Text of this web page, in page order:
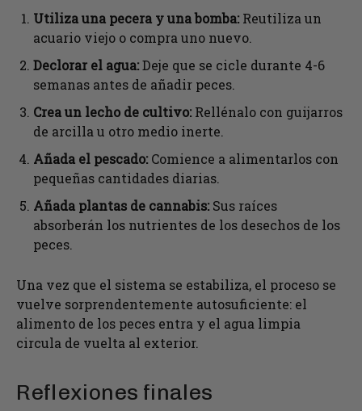
Utiliza una pecera y una bomba: Reutiliza un
acuario viejo o compra uno nuevo.
Declorar el agua:Deje que se cicle durante 4-6
semanas antes de añadir peces.
Crea un lecho de cultivo: Rellénalo con guijarros
de arcilla u otro medio inerte.
Añada el pescado: Comience a alimentarlos con
pequeñas cantidades diarias.
Añada plantas de cannabis: Sus raíces
absorberán los nutrientes de los desechos de los
peces.
Una vez que el sistema se estabiliza, el proceso se
vuelve sorprendentemente autosuficiente: el
alimento de los peces entra y el agua limpia
circula de vuelta al exterior.
Reflexiones finales